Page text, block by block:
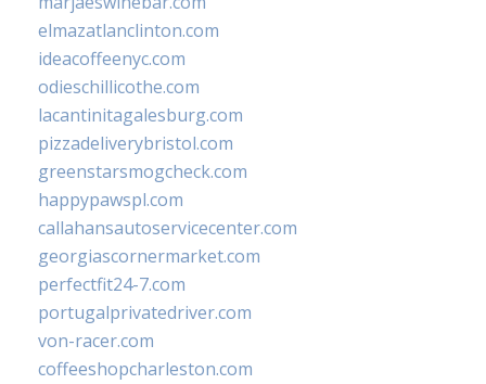
elmazatlanclinton.com
ideacoffeenyc.com
odieschillicothe.com
lacantinitagalesburg.com
pizzadeliverybristol.com
greenstarsmogcheck.com
happypawspl.com
callahansautoservicecenter.com
georgiascornermarket.com
perfectfit24-7.com
portugalprivatedriver.com
von-racer.com
coffeeshopcharleston.com